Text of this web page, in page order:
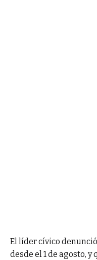
El líder cívico
desde el 1 de agosto, y